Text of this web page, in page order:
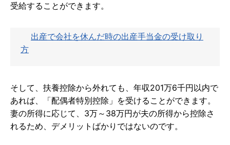
受給することができます。
出産で会社を休んだ時の出産手当金の受け取り
方
そして、扶養控除から外れても、年収201万6千円以内で
あれば、「配偶者特別控除」を受けることができます。
妻の所得に応じて、3万～38万円が夫の所得から控除さ
れるため、デメリットばかりではないのです。